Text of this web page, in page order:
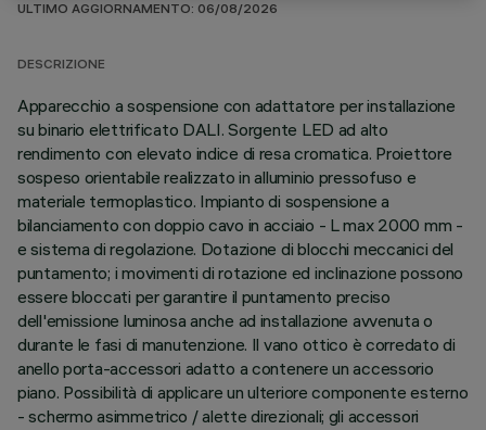
ULTIMO AGGIORNAMENTO: 06/08/2026
DESCRIZIONE
Apparecchio a sospensione con adattatore per installazione
su binario elettrificato DALI. Sorgente LED ad alto
rendimento con elevato indice di resa cromatica. Proiettore
sospeso orientabile realizzato in alluminio pressofuso e
materiale termoplastico. Impianto di sospensione a
bilanciamento con doppio cavo in acciaio - L max 2000 mm -
e sistema di regolazione. Dotazione di blocchi meccanici del
puntamento; i movimenti di rotazione ed inclinazione possono
essere bloccati per garantire il puntamento preciso
dell'emissione luminosa anche ad installazione avvenuta o
durante le fasi di manutenzione. Il vano ottico è corredato di
anello porta-accessori adatto a contenere un accessorio
piano. Possibilità di applicare un ulteriore componente esterno
- schermo asimmetrico / alette direzionali; gli accessori